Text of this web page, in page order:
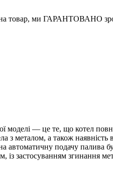
на товар, ми ГАРАНТОВАНО
— це те, що котел
металом, а також наявність
подачу палива
застосуванням згинання